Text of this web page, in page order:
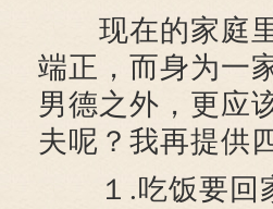
现在的家庭里
端正，而身为一
男德之外，更应
夫呢？我再提供
１.吃饭要回家